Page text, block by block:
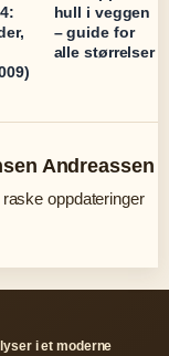
hull i veggen
– guide for
alle størrelser
Andreassen
oppdateringer
i et moderne